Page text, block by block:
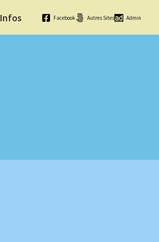
Infos Facebook Autres Sites Admin